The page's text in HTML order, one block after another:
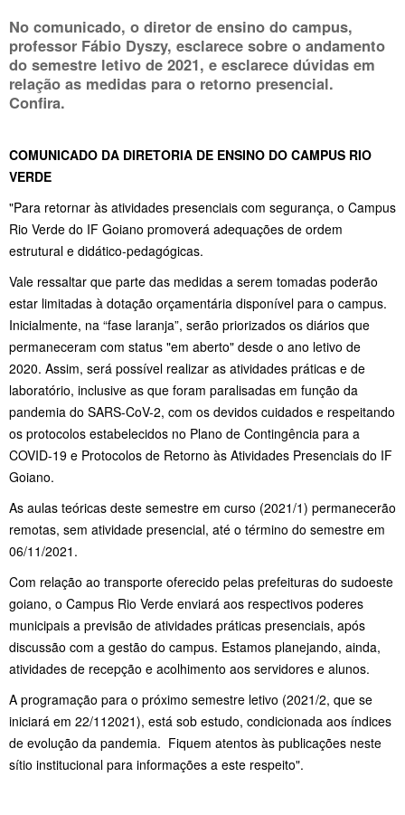
No comunicado, o diretor de ensino do campus,
professor Fábio Dyszy, esclarece sobre o andamento
do semestre letivo de 2021, e esclarece dúvidas em
relação as medidas para o retorno presencial.
Confira.
COMUNICADO DA DIRETORIA DE ENSINO DO CAMPUS RIO
VERDE
"Para retornar às atividades presenciais com segurança, o Campus
Rio Verde do IF Goiano promoverá adequações de ordem
estrutural e didático-pedagógicas.
Vale ressaltar que parte das medidas a serem tomadas poderão
estar limitadas à dotação orçamentária disponível para o campus.
Inicialmente, na “fase laranja”, serão priorizados os diários que
permaneceram com status "em aberto" desde o ano letivo de
2020. Assim, será possível realizar as atividades práticas e de
laboratório, inclusive as que foram paralisadas em função da
pandemia do SARS-CoV-2, com os devidos cuidados e respeitando
os protocolos estabelecidos no Plano de Contingência para a
COVID-19 e Protocolos de Retorno às Atividades Presenciais do IF
Goiano.
As aulas teóricas deste semestre em curso (2021/1) permanecerão
remotas, sem atividade presencial, até o término do semestre em
06/11/2021.
Com relação ao transporte oferecido pelas prefeituras do sudoeste
goiano, o Campus Rio Verde enviará aos respectivos poderes
municipais a previsão de atividades práticas presenciais, após
discussão com a gestão do campus. Estamos planejando, ainda,
atividades de recepção e acolhimento aos servidores e alunos.
A programação para o próximo semestre letivo (2021/2, que se
iniciará em 22/112021), está sob estudo, condicionada aos índices
de evolução da pandemia. Fiquem atentos às publicações neste
sítio institucional para informações a este respeito".